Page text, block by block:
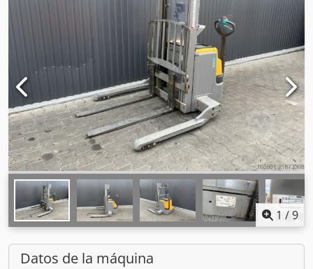
1 /9
Datos de la máquina